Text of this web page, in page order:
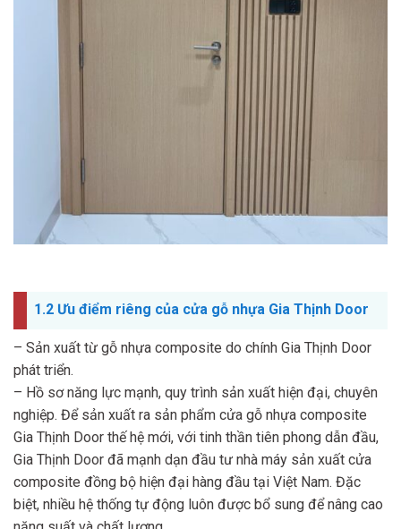
1.2 Ưu điểm riêng của cửa gỗ nhựa Gia Thịnh Door
– Sản xuất từ gỗ nhựa composite do chính Gia Thịnh Door
phát triển.
– Hồ sơ năng lực mạnh, quy trình sản xuất hiện đại, chuyên
nghiệp. Để sản xuất ra sản phẩm cửa gỗ nhựa composite
Gia Thịnh Door thế hệ mới, với tinh thần tiên phong dẫn đầu,
Gia Thịnh Door đã mạnh dạn đầu tư nhà máy sản xuất cửa
composite đồng bộ hiện đại hàng đầu tại Việt Nam. Đặc
biệt, nhiều hệ thống tự động luôn được bổ sung để nâng cao